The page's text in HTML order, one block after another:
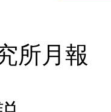
所月報